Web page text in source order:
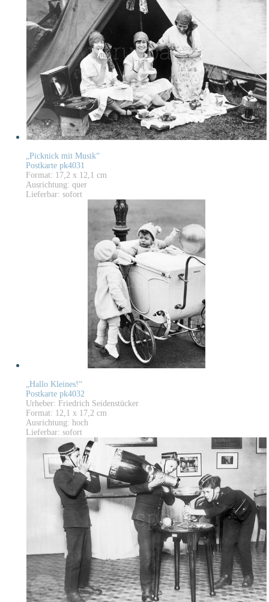
„Picknick mit Musik“
Postkarte pk4031
Format: 17,2 x 12,1 cm
Ausrichtung: quer
Lieferbar: sofort
„Hallo Kleines!“
Postkarte pk4032
Urheber: Friedrich Seidenstücker
Format: 12,1 x 17,2 cm
Ausrichtung: hoch
Lieferbar: sofort